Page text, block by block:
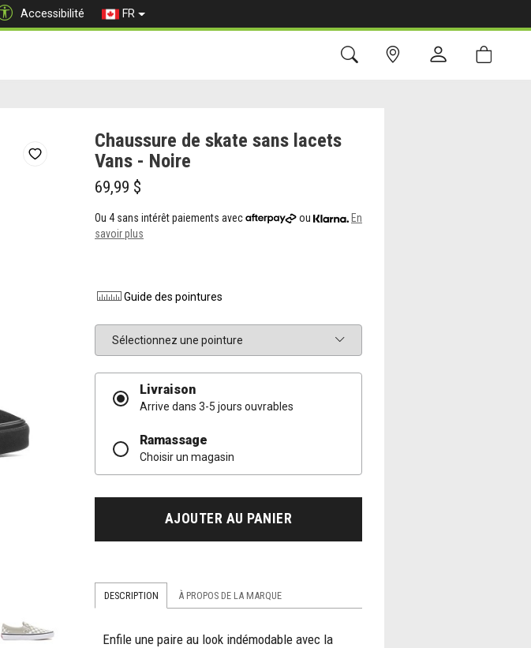
Accessibilité
FR
Chaussure de skate sans lacets
Vans - Noire
69,99 $
Ou 4 sans intérêt paiements avec ou
En
savoir plus
Guide des pointures
Pointure
Livraison
Arrive dans 3-5 jours ouvrables
Ramassage
Choisir un magasin
AJOUTER AU PANIER
DESCRIPTION À PROPOS DE LA MARQUE
Enfile une paire au look indémodable avec la